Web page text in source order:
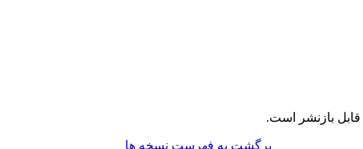
قابل بازنشر است.
برگشت به فهرست نسخه ها